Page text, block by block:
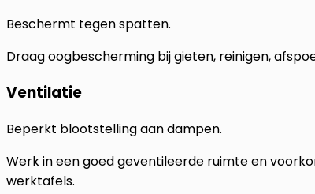
Beschermt tegen spatten.
Draag oogbescherming bij gieten, reinigen,
Ventilatie
Beperkt blootstelling aan dampen.
Werk in een goed geventileerde ruimte en
werktafels.